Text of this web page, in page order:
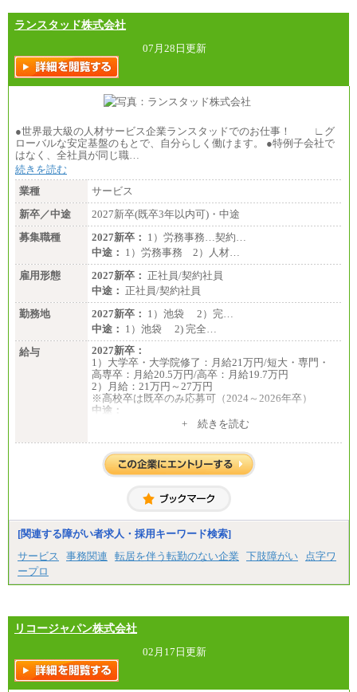
ランスタッド株式会社
07月28日更新
●世界最大級の人材サービス企業ランスタッドでのお仕事！ ∟グ
ローバルな安定基盤のもとで、自分らしく働けます。 ●特例子会社で
はなく、全社員が同じ職…
続きを読む
業種
サービス
新卒／中途
2027新卒(既卒3年以内可)・中途
募集職種
2027新卒： 1）労務事務…契約…
中途： 1）労務事務 2）人材…
雇用形態
2027新卒： 正社員/契約社員
中途： 正社員/契約社員
勤務地
2027新卒： 1）池袋 2）完…
中途： 1）池袋 2) 完全…
給与
2027新卒：
1）大学卒・大学院修了：月給21万円/短大・専門・
高専卒：月給20.5万円/高卒：月給19.7万円
2）月給：21万円～27万円
※高校卒は既卒のみ応募可（2024～2026年卒）
中途：
1）月給：21万円～25万円+ 続きを読む
[関連する障がい者求人・採用キーワード検索]
サービス
事務関連 転居を伴う転勤のない企業 下肢障がい
点字ワ
ープロ
リコージャパン株式会社
02月17日更新